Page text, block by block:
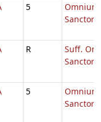
5
Omnium
R
Suff. Om.
5
Omnium